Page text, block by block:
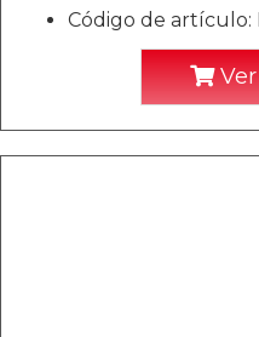
Código de artículo:
Ver